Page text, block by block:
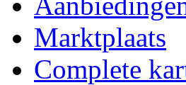
Marktplaats
Complete